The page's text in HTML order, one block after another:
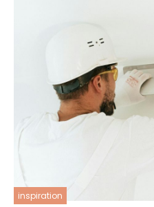
inspiration